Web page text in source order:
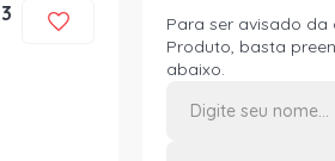
Para ser avisado
Produto, basta
abaixo.